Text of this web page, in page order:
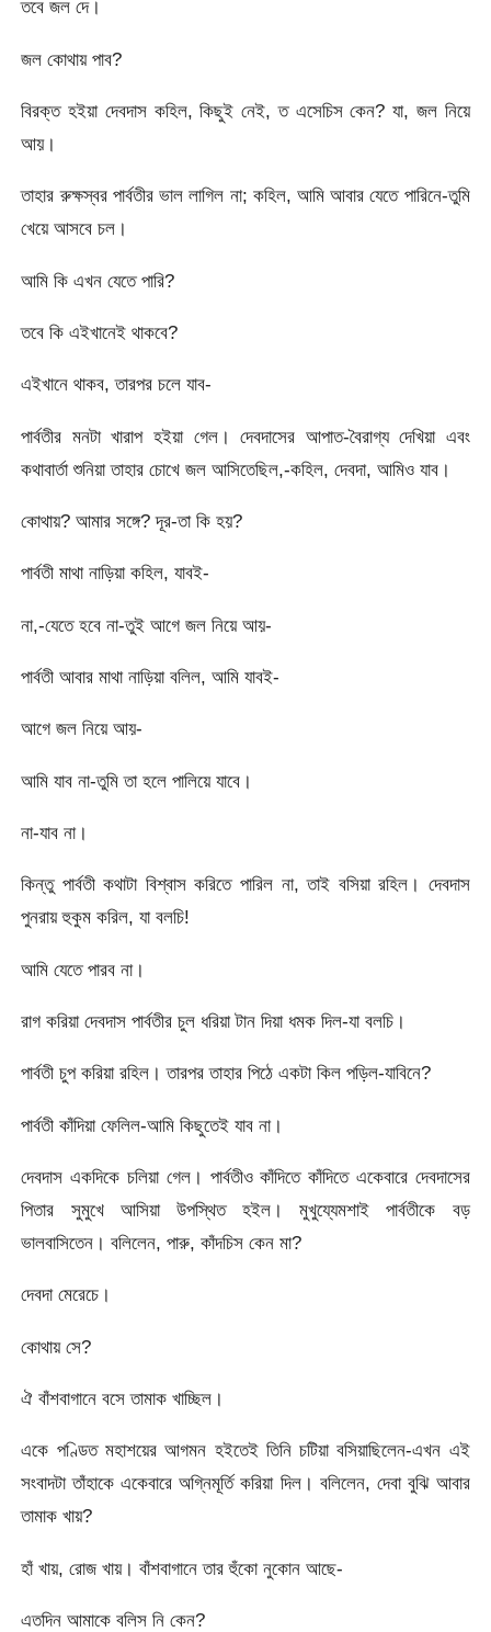
তবে জল দে।
জল কোথায় পাব?
বিরক্ত হইয়া দেবদাস কহিল, কিছুই নেই, ত এসেচিস কেন? যা, জল নিয়ে
আয়।
তাহার রুক্ষস্বর পার্বতীর ভাল লাগিল না; কহিল, আমি আবার যেতে পারিনে-তুমি
খেয়ে আসবে চল।
আমি কি এখন যেতে পারি?
তবে কি এইখানেই থাকবে?
এইখানে থাকব, তারপর চলে যাব-
পার্বতীর মনটা খারাপ হইয়া গেল। দেবদাসের আপাত-বৈরাগ্য দেখিয়া এবং
কথাবার্তা শুনিয়া তাহার চোখে জল আসিতেছিল,-কহিল, দেবদা, আমিও যাব।
কোথায়? আমার সঙ্গে? দূর-তা কি হয়?
পার্বতী মাথা নাড়িয়া কহিল, যাবই-
না,-যেতে হবে না-তুই আগে জল নিয়ে আয়-
পার্বতী আবার মাথা নাড়িয়া বলিল, আমি যাবই-
আগে জল নিয়ে আয়-
আমি যাব না-তুমি তা হলে পালিয়ে যাবে।
না-যাব না।
কিন্তু পার্বতী কথাটা বিশ্বাস করিতে পারিল না, তাই বসিয়া রহিল। দেবদাস
পুনরায় হুকুম করিল, যা বলচি!
আমি যেতে পারব না।
রাগ করিয়া দেবদাস পার্বতীর চুল ধরিয়া টান দিয়া ধমক দিল-যা বলচি।
পার্বতী চুপ করিয়া রহিল। তারপর তাহার পিঠে একটা কিল পড়িল-যাবিনে?
পার্বতী কাঁদিয়া ফেলিল-আমি কিছুতেই যাব না।
দেবদাস একদিকে চলিয়া গেল। পার্বতীও কাঁদিতে কাঁদিতে একেবারে দেবদাসের
পিতার সুমুখে আসিয়া উপস্থিত হইল। মুখুয্যেমশাই পার্বতীকে বড়
ভালবাসিতেন। বলিলেন, পারু, কাঁদচিস কেন মা?
দেবদা মেরেচে।
কোথায় সে?
ঐ বাঁশবাগানে বসে তামাক খাচ্ছিল।
একে পণ্ডিত মহাশয়ের আগমন হইতেই তিনি চটিয়া বসিয়াছিলেন-এখন এই
সংবাদটা তাঁহাকে একেবারে অগ্নিমূর্তি করিয়া দিল। বলিলেন, দেবা বুঝি আবার
তামাক খায়?
হাঁ খায়, রোজ খায়। বাঁশবাগানে তার হুঁকো নুকোন আছে-
এতদিন আমাকে বলিস নি কেন?